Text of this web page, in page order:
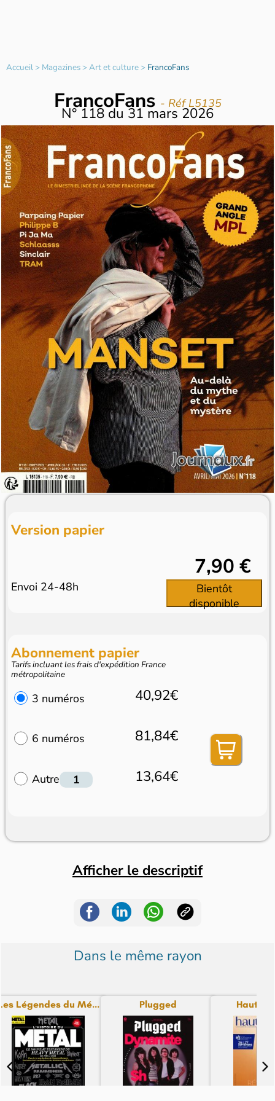
Accueil> Magazines>Art et culture> FrancoFans
FrancoFans - Réf L5135
N°118du31 mars 2026
Version papier
Envoi 24-48h
7,90 €
Bientôt
disponible
Abonnement papier
Tarifs incluant les frais d'expédition France
métropolitaine
3 numéros 40,92€
6 numéros 81,84€
Autre 13,64€
Afficher le descriptif
Dans le même rayon
Légendes du Mé... Plugged Haute